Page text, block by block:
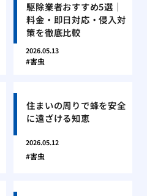
駆除業者おすすめ5選｜
料金・即日対応・侵入対
策を徹底比較
2026.05.13
害虫
住まいの周りで蜂を安全
に遠ざける知恵
2026.05.12
害虫